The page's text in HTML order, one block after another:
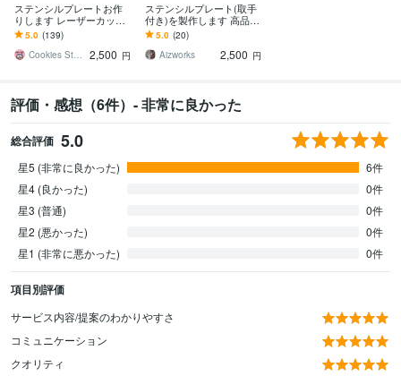
ステンシルプレートお作
りします レーザーカッタ
ーで細かい模様のステン
シルプレート作れます♪
5.0 (139)
Cookies Stamp
2,500 円
ステンシルプレート(取手
付き)を製作します 高品質
な1mm厚アクリル板キャ
スト材を使用、ラテアー
トにも！
5.0 (20)
Aizworks
2,500 円
評価・感想（6件）- 非常に良かった
総合評価 5.0
星5 (非常に良かった)
6件
星4 (良かった)
0件
星3 (普通)
0件
星2 (悪かった)
0件
星1 (非常に悪かった)
0件
項目別評価
サービス内容/提案のわかりやすさ
コミュニケーション
クオリティ